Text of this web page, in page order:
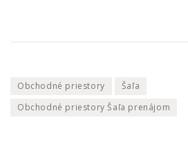
Obchodné priestory
Šaľa
Obchodné priestory Šaľa prenájom